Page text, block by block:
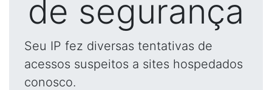
de segurança
Seu IP fez diversas tentativas de
acessos suspeitos a sites hospedados
conosco.